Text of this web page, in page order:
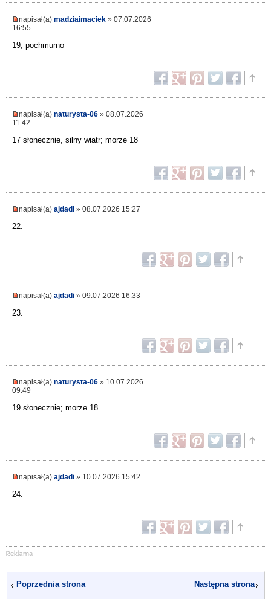
napisał(a) madziaimaciek » 07.07.2026
16:55
19, pochmurno
napisał(a) naturysta-06 » 08.07.2026
11:42
17 słonecznie, silny wiatr; morze 18
napisał(a) ajdadi » 08.07.2026 15:27
22.
napisał(a) ajdadi » 09.07.2026 16:33
23.
napisał(a) naturysta-06 » 10.07.2026
09:49
19 słonecznie; morze 18
napisał(a) ajdadi » 10.07.2026 15:42
24.
Poprzednia strona Następna strona